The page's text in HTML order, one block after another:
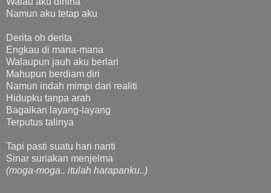
Namun aku tetap aku
Derita oh derita
Engkau di mana-mana
Walaupun jauh aku berlari
Mahupun berdiam diri
Namun indah mimpi dari realiti
Hidupku tanpa arah
Bagaikan layang-layang
Terputus talinya
Tapi pasti suatu hari nanti
Sinar suriakan menjelma
(moga-moga.. itulah harapanku..)